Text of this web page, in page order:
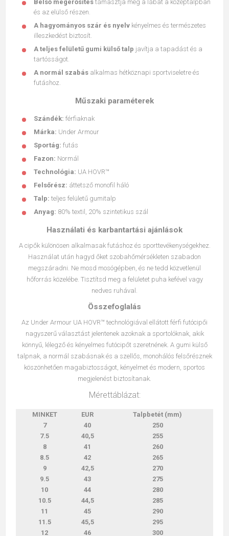
Belső megerősítés támasztja meg a lábat a középtalpban
és az elülső részen.
A hagyományos szár és nyelv kényelmes és természetes
illeszkedést biztosít.
A teljes felületű gumi külső talp javítja a tapadást és a
tartósságot.
A normál szabás alkalmas hétköznapi sportviseletre és
futáshoz.
Műszaki paraméterek
Szándék: férfiaknak
Márka: Under Armour
Sportág: futás
Fazon: Normál
Technológia: UA HOVR™
Felsőrész: áttetsző monofil háló
Talp: teljes felületű gumitalp
Anyag: 80% textil, 20% szintetikus szál
Használati és karbantartási ajánlások
A cipők különösen alkalmasak futáshoz és sporttevékenységekhez.
Használat után hagyd őket szobahőmérsékleten szabadon
megszáradni. Ne mosd mosógépben, és ne tedd közvetlenül
hőforrás közelébe. Tisztítsd meg a felületet puha kefével vagy
nedves ruhával.
Összefoglalás
Az Under Armour UA HOVR™ technológiával ellátott férfi futócipői
nagyszerű választást jelentenek azoknak a sportolóknak, akik
könnyű, lélegző és kényelmes futócipőt szeretnének. A gumi külső
talpnak, a normál szabásnak és a szellős, monohálós felsőrésznek
köszönhetően magabiztosságot, kényelmet és modern, sportos
megjelenést biztosítanak.
Mérettáblázat:
MINKET EUR
Talpbetét (mm)
7
40
250
7.5
40,5
255
8
41
260
8.5
42
265
9
42,5
270
9.5
43
275
10
44
280
10.5
44,5
285
11
45
290
11.5
45,5
295
12
46
300